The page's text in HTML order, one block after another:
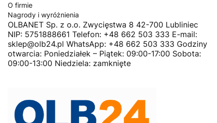
O firmie
Nagrody i wyróżnienia
OLBANET Sp. z o.o. Zwycięstwa 8 42-700 Lubliniec
NIP: 5751888661 Telefon: +48 662 503 333 E-mail:
sklep@olb24.pl WhatsApp: +48 662 503 333 Godziny
otwarcia: Poniedziałek – Piątek: 09:00-17:00 Sobota:
09:00-13:00 Niedziela: zamknięte